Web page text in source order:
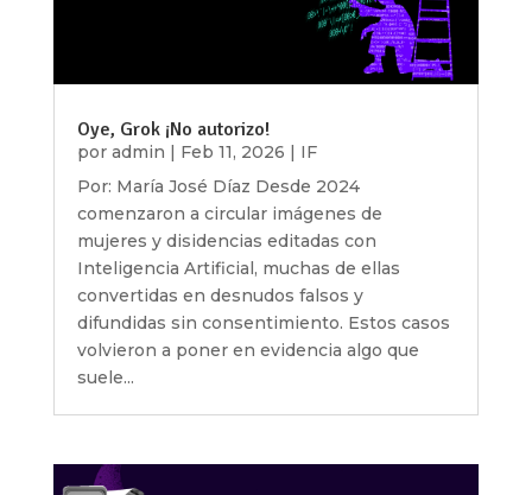
Oye, Grok ¡No autorizo!
por admin | Feb 11, 2026 | IF
Por: María José Díaz Desde 2024
comenzaron a circular imágenes de
mujeres y disidencias editadas con
Inteligencia Artificial, muchas de ellas
convertidas en desnudos falsos y
difundidas sin consentimiento. Estos casos
volvieron a poner en evidencia algo que
suele...